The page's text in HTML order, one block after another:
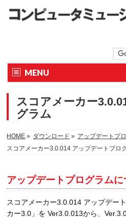
MENU
スコアメーカー
グラム
HOME » ダウンロード » アップデートプ
スコアメーカー3.0.014 アップデートプロ
アップデートプログラムに
スコアメーカー3.0.014 アップデー
カー3.0」を Ver3.0.013から、